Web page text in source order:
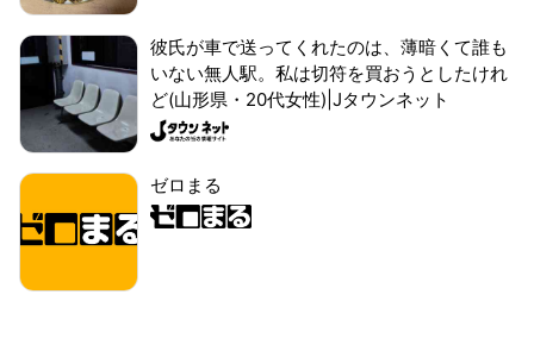
彼氏が車で送ってくれたのは、薄暗くて誰も
いない無人駅。私は切符を買おうとしたけれ
ど(山形県・20代女性)|Jタウンネット
ゼロまる